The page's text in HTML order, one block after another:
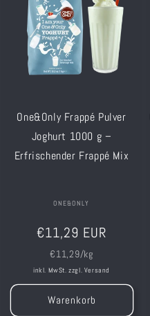
One&Only Frappé Pulver
Joghurt 1000 g –
Erfrischender Frappé Mix
ONE&ONLY
Normaler
Preis
€11,29 EUR
Grundpreis
€11,29/kg
inkl. MwSt. zzgl. Versand
Warenkorb